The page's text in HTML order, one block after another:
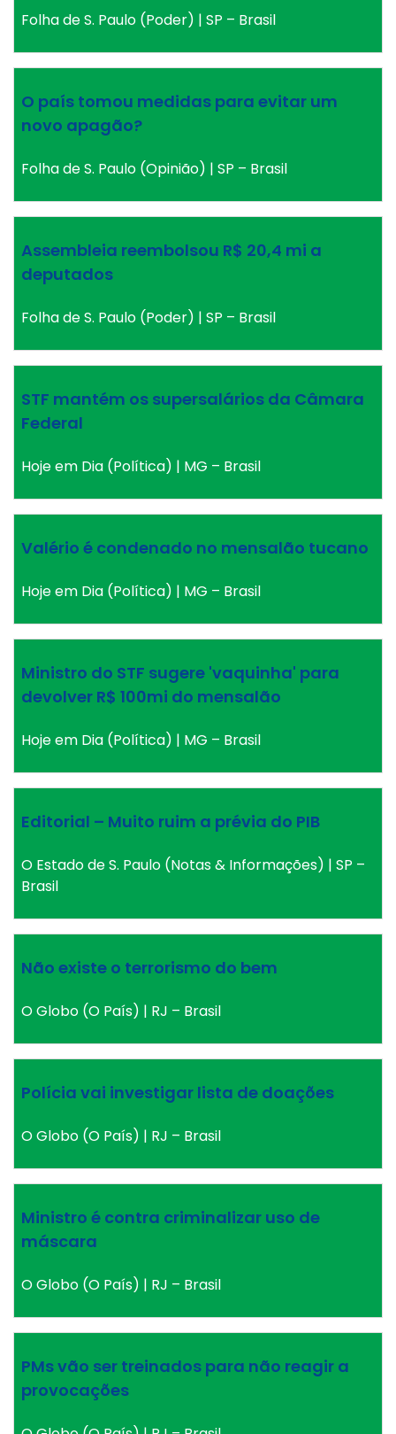
Folha de S. Paulo (Poder) | SP – Brasil
O país tomou medidas para evitar um
novo apagão?
Folha de S. Paulo (Opinião) | SP – Brasil
Assembleia reembolsou R$ 20,4 mi a
deputados
Folha de S. Paulo (Poder) | SP – Brasil
STF mantém os supersalários da Câmara
Federal
Hoje em Dia (Política) | MG – Brasil
Valério é condenado no mensalão tucano
Hoje em Dia (Política) | MG – Brasil
Ministro do STF sugere 'vaquinha' para
devolver R$ 100mi do mensalão
Hoje em Dia (Política) | MG – Brasil
Editorial – Muito ruim a prévia do PIB
O Estado de S. Paulo (Notas & Informações) | SP –
Brasil
Não existe o terrorismo do bem
O Globo (O País) | RJ – Brasil
Polícia vai investigar lista de doações
O Globo (O País) | RJ – Brasil
Ministro é contra criminalizar uso de
máscara
O Globo (O País) | RJ – Brasil
PMs vão ser treinados para não reagir a
provocações